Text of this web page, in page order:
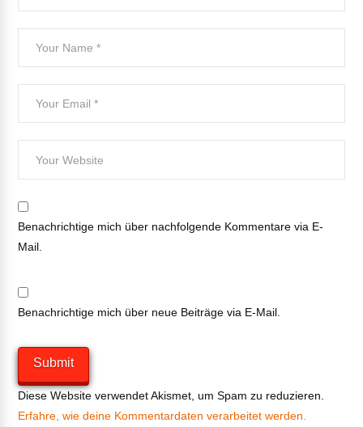
Benachrichtige mich über nachfolgende Kommentare via E-
Mail.
Benachrichtige mich über neue Beiträge via E-Mail.
Diese Website verwendet Akismet, um Spam zu reduzieren.
Erfahre, wie deine Kommentardaten verarbeitet werden.